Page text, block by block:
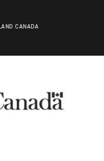
CANADA